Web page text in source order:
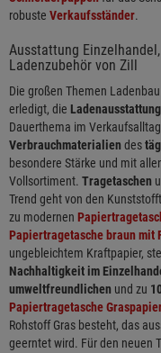
robuste Verkaufsständer.
Ausstattung
Ladenzubehör von Zill
Die großen Themen
erledigt, die Ladenausstattung
Dauerthema im
Verbrauchmaterialien des
besondere Stärke und mit
Vollsortiment. Tragetaschen
Trend geht von den
zu modernen
Papiertragetasche braun mit
ungebleichtem Kraftpapier,
Nachhaltigkeit im
umweltfreundlichen und zu
Papiertragetasche
Rohstoff Gras besteht, das
geerntet wird. Für den neuen